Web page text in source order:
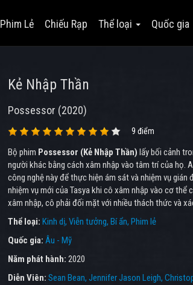
Phim Lẻ Chiếu Rạp Thể loại Quốc gia
Kẻ Nhập Thần
Possessor (2020)
9 điểm
Bộ phim Possessor (Kẻ Nhập Thần) lấy bối cảnh
người khác bằng cách xâm nhập vào tâm trí của họ.
công nghệ này để thực hiện ám sát và nhiệm vụ
nhiệm vụ mới của Tasya khi cô xâm nhập vào cơ
xâm nhập, cô phải đối mặt với nhiều thách thức và
Thể loại: Kinh dị Viễn tưởng Bí ẩn Phim lẻ
Quốc gia: Âu - Mỹ
Năm phát hành: 2020
Diễn Viên: Sean Bean Jennifer Jason Leigh